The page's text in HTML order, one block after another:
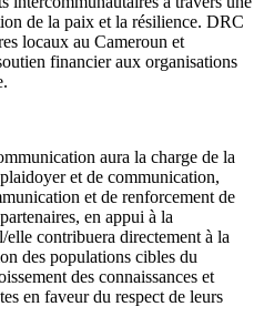
de la paix et la résilience. DRC
locaux au Cameroun et
financier aux organisations
aura la charge de la
et de communication,
et de renforcement de
en appui à la
elle contribuera directement à la
des populations cibles du
des connaissances et
en faveur du respect de leurs